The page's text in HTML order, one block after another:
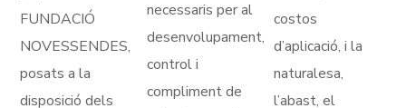
FUNDACIÓ
NOVESSENDES,
posats a la
disposició dels
necessaris per al
desenvolupament,
control i
compliment de
costos
d’aplicació, i la
naturalesa,
l’abast, el